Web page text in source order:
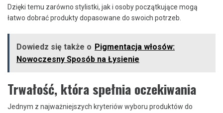
Dzięki temu zarówno stylistki, jak i osoby początkujące mogą
łatwo dobrać produkty dopasowane do swoich potrzeb.
Dowiedz się także o Pigmentacja włosów:
Nowoczesny Sposób na Łysienie
Trwałość, która spełnia oczekiwania
Jednym z najważniejszych kryteriów wyboru produktów do